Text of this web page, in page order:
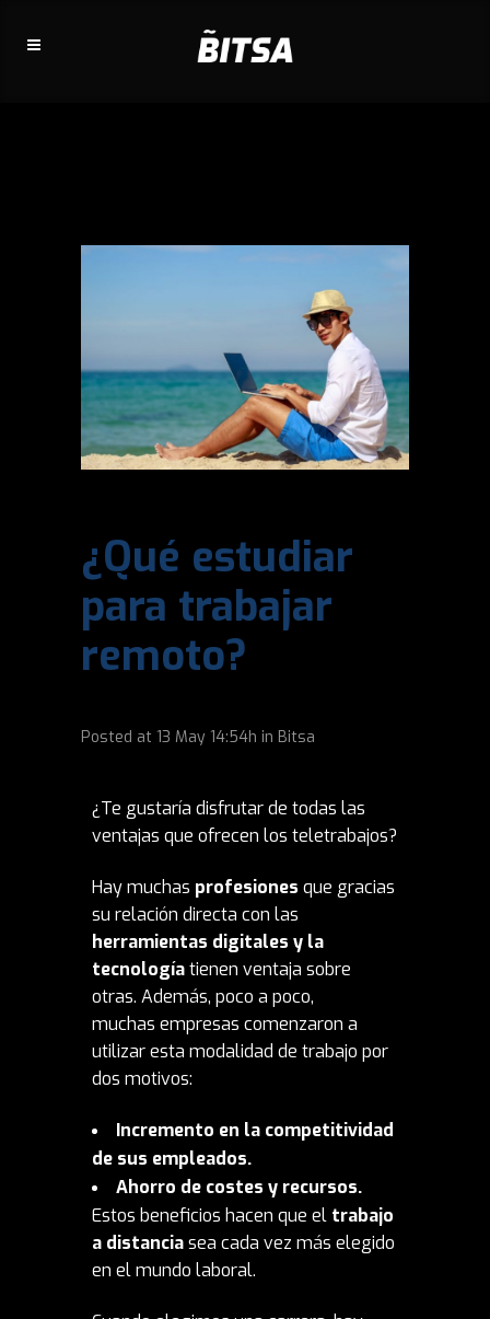
¿Qué estudiar
para trabajar
remoto?
Posted at 13 May 14:54h in Bitsa
¿Te gustaría disfrutar de todas las
ventajas que ofrecen los teletrabajos?
Hay muchas profesiones que gracias
su relación directa con las
herramientas digitales y la
tecnologíatienen ventaja sobre
otras. Además, poco a poco,
muchas empresas comenzaron a
utilizar esta modalidad de trabajo por
dos motivos:
Incremento en la competitividad
de sus empleados.
Ahorro de costes y recursos.
Estos beneficios hacen que el trabajo
a distanciasea cada vez más elegido
en el mundo laboral.